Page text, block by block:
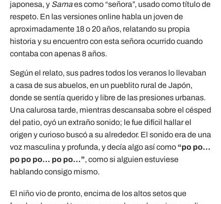
japonesa, y Samaes como “señora”, usado como título de
respeto. En las versiones online habla un joven de
aproximadamente 18 o 20 años, relatando su propia
historia y su encuentro con esta señora ocurrido cuando
contaba con apenas 8 años.
Según el relato, sus padres todos los veranos lo llevaban
a casa de sus abuelos, en un pueblito rural de Japón,
donde se sentía querido y libre de las presiones urbanas.
Una calurosa tarde, mientras descansaba sobre el césped
del patio, oyó un extraño sonido; le fue difícil hallar el
origen y curioso buscó a su alrededor. El sonido era de una
voz masculina y profunda, y decía algo así como “po po…
po po po… po po…”, como si alguien estuviese
hablando consigo mismo.
El niño vio de pronto, encima de los altos setos que